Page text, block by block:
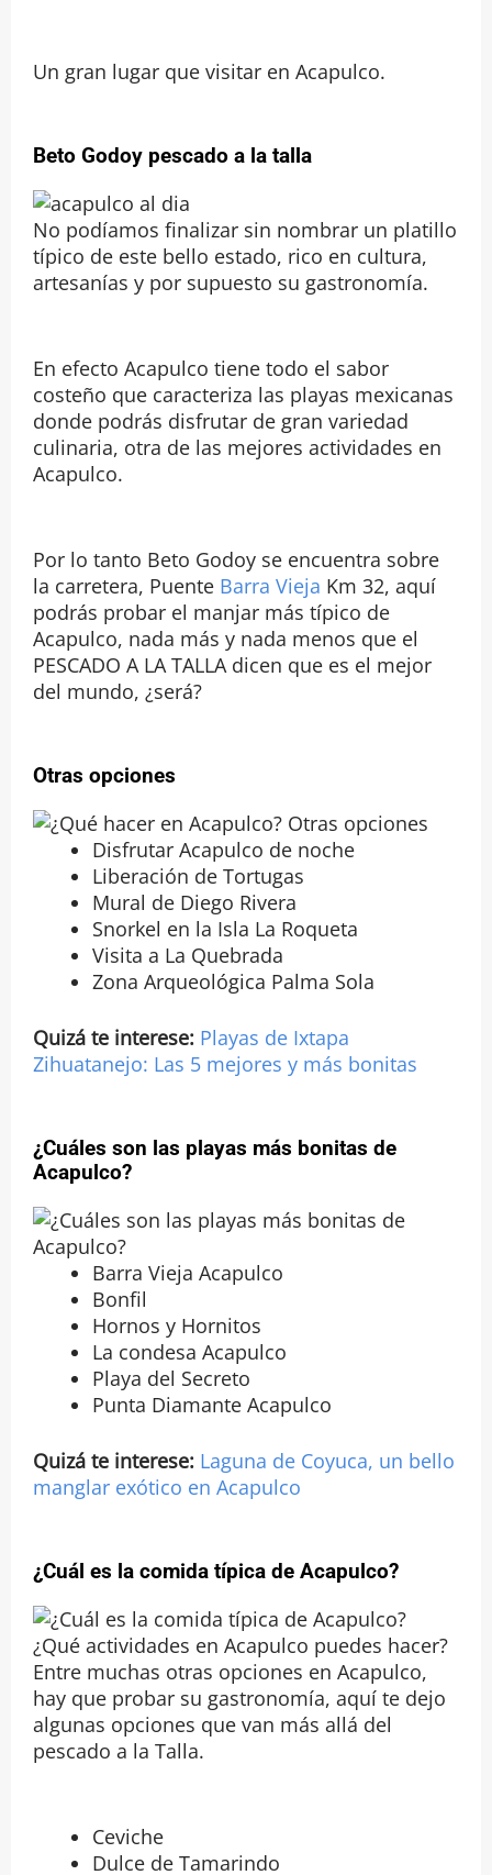
Un gran lugar que visitar en Acapulco.
Beto Godoy pescado a la talla
No podíamos finalizar sin nombrar un platillo
típico de este bello estado, rico en cultura,
artesanías y por supuesto su gastronomía.
En efecto Acapulco tiene todo el sabor
costeño que caracteriza las playas mexicanas
donde podrás disfrutar de gran variedad
culinaria, otra de las mejores actividades en
Acapulco.
Por lo tanto Beto Godoy se encuentra sobre
la carretera, Puente Barra Vieja Km 32, aquí
podrás probar el manjar más típico de
Acapulco, nada más y nada menos que el
PESCADO A LA TALLA dicen que es el mejor
del mundo, ¿será?
Otras opciones
Disfrutar Acapulco de noche
Liberación de Tortugas
Mural de Diego Rivera
Snorkel en la Isla La Roqueta
Visita a La Quebrada
Zona Arqueológica Palma Sola
Quizá te interese: Playas de Ixtapa
Zihuatanejo: Las 5 mejores y más bonitas
¿Cuáles son las playas más bonitas de
Acapulco?
Barra Vieja Acapulco
Bonfil
Hornos y Hornitos
La condesa Acapulco
Playa del Secreto
Punta Diamante Acapulco
Quizá te interese: Laguna de Coyuca, un bello
manglar exótico en Acapulco
¿Cuál es la comida típica de Acapulco?
¿Qué actividades en Acapulco puedes hacer?
Entre muchas otras opciones en Acapulco,
hay que probar su gastronomía, aquí te dejo
algunas opciones que van más allá del
pescado a la Talla.
Ceviche
Dulce de Tamarindo